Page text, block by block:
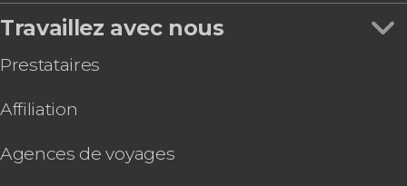
Travaillez avec nous
Prestataires
Affiliation
Agences de voyages